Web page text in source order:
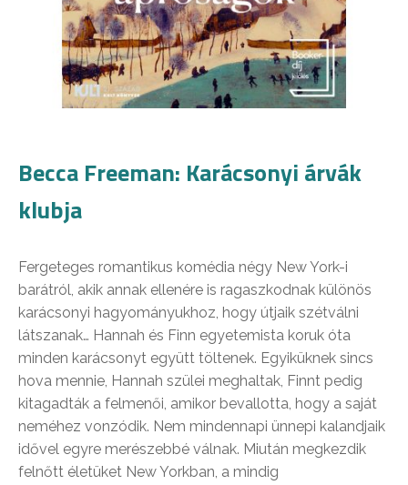
Becca Freeman: Karácsonyi árvák
klubja
Fergeteges romantikus komédia négy New York-i
barátról, akik annak ellenére is ragaszkodnak különös
karácsonyi hagyományukhoz, hogy útjaik szétválni
látszanak… Hannah és Finn egyetemista koruk óta
minden karácsonyt együtt töltenek. Egyiküknek sincs
hova mennie, Hannah szülei meghaltak, Finnt pedig
kitagadták a felmenői, amikor bevallotta, hogy a saját
neméhez vonzódik. Nem mindennapi ünnepi kalandjaik
idővel egyre merészebbé válnak. Miután megkezdik
felnőtt életüket New Yorkban, a mindig